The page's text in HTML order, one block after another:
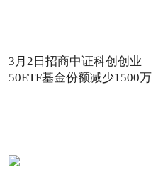
3月2日招商中证科创创业
50ETF基金份额减少1500万